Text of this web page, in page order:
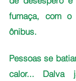
fumaça, com o
ônibus.
Pessoas se
calor... Dalva